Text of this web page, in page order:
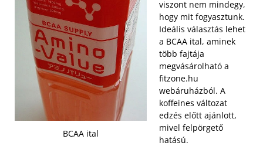
BCAA ital
viszont nem mindegy,
hogy mit fogyasztunk.
Ideális választás lehet
a BCAA ital, aminek
több fajtája
megvásárolható a
fitzone.hu
webáruházból. A
koffeines változat
edzés előtt ajánlott,
mivel felpörgető
hatású.